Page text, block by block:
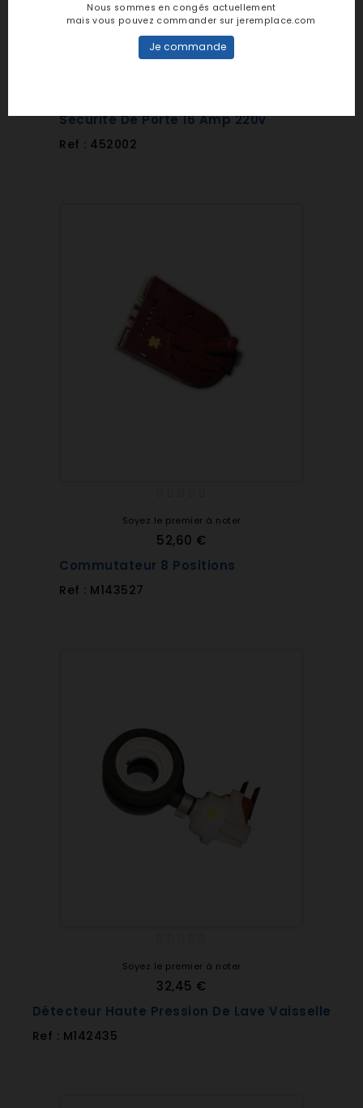
Sécurité De Porte 16 Amp 220v
Ref : 452002
Soyez le premier à noter
52,60 €
Commutateur 8 Positions
Ref : M143527
Soyez le premier à noter
32,45 €
Détecteur Haute Pression De Lave Vaisselle
Ref : M142435
Nous sommes en congés actuellement
mais vous pouvez commander sur jeremplace.com
Je commande